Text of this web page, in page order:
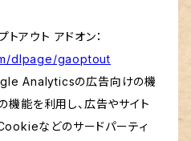
アウト アドオン：
dlpage/gaoptout
Analyticsの広告向けの機
機能を利用し、広告やサイト
などのサードパーティ